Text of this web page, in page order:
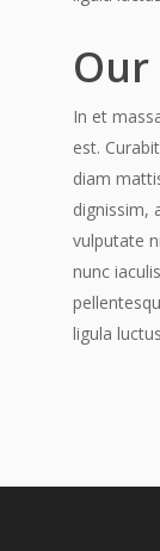
In et
est.
diam
dignissim,
vulputate
nunc
ligula